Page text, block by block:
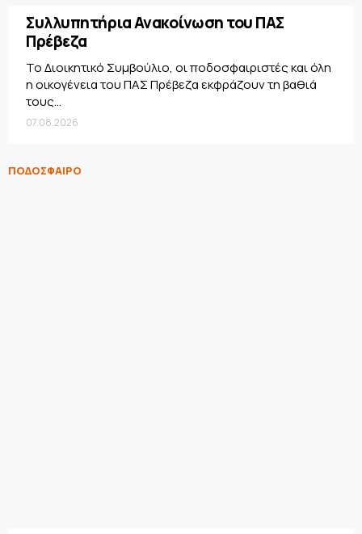
Συλλυπητήρια Ανακοίνωση του ΠΑΣ
Πρέβεζα
Το Διοικητικό Συμβούλιο, οι ποδοσφαιριστές και όλη
η οικογένεια του ΠΑΣ Πρέβεζα εκφράζουν τη βαθιά
τους...
07.08.2026
ΠΟΔΟΣΦΑΙΡΟ